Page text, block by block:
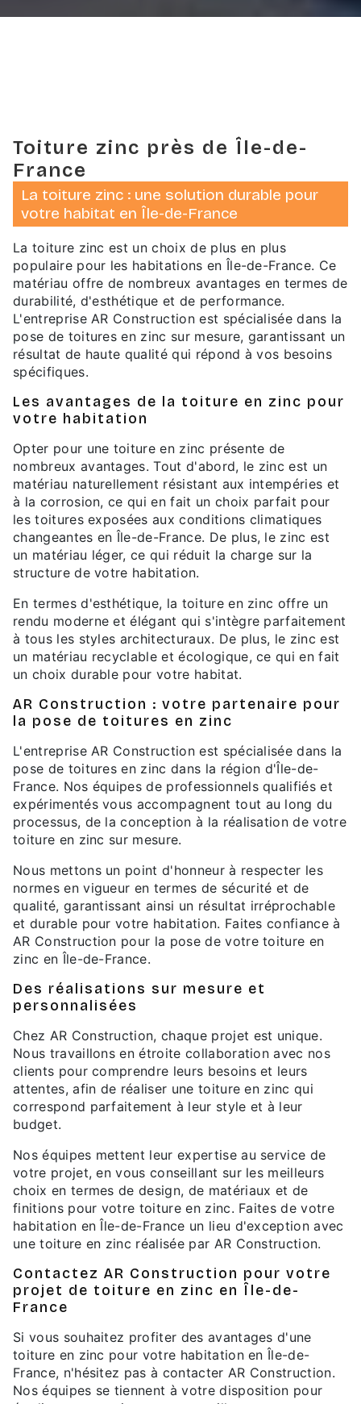
Toiture zinc près de Île-de-
France
La toiture zinc : une solution durable pour
votre habitat en Île-de-France
La toiture zinc est un choix de plus en plus
populaire pour les habitations en Île-de-France. Ce
matériau offre de nombreux avantages en termes de
durabilité, d'esthétique et de performance.
L'entreprise AR Construction est spécialisée dans la
pose de toitures en zinc sur mesure, garantissant un
résultat de haute qualité qui répond à vos besoins
spécifiques.
Les avantages de la toiture en zinc pour
votre habitation
Opter pour une toiture en zinc présente de
nombreux avantages. Tout d'abord, le zinc est un
matériau naturellement résistant aux intempéries et
à la corrosion, ce qui en fait un choix parfait pour
les toitures exposées aux conditions climatiques
changeantes en Île-de-France. De plus, le zinc est
un matériau léger, ce qui réduit la charge sur la
structure de votre habitation.
En termes d'esthétique, la toiture en zinc offre un
rendu moderne et élégant qui s'intègre parfaitement
à tous les styles architecturaux. De plus, le zinc est
un matériau recyclable et écologique, ce qui en fait
un choix durable pour votre habitat.
AR Construction : votre partenaire pour
la pose de toitures en zinc
L'entreprise AR Construction est spécialisée dans la
pose de toitures en zinc dans la région d'Île-de-
France. Nos équipes de professionnels qualifiés et
expérimentés vous accompagnent tout au long du
processus, de la conception à la réalisation de votre
toiture en zinc sur mesure.
Nous mettons un point d'honneur à respecter les
normes en vigueur en termes de sécurité et de
qualité, garantissant ainsi un résultat irréprochable
et durable pour votre habitation. Faites confiance à
AR Construction pour la pose de votre toiture en
zinc en Île-de-France.
Des réalisations sur mesure et
personnalisées
Chez AR Construction, chaque projet est unique.
Nous travaillons en étroite collaboration avec nos
clients pour comprendre leurs besoins et leurs
attentes, afin de réaliser une toiture en zinc qui
correspond parfaitement à leur style et à leur
budget.
Nos équipes mettent leur expertise au service de
votre projet, en vous conseillant sur les meilleurs
choix en termes de design, de matériaux et de
finitions pour votre toiture en zinc. Faites de votre
habitation en Île-de-France un lieu d'exception avec
une toiture en zinc réalisée par AR Construction.
Contactez AR Construction pour votre
projet de toiture en zinc en Île-de-
France
Si vous souhaitez profiter des avantages d'une
toiture en zinc pour votre habitation en Île-de-
France, n'hésitez pas à contacter AR Construction.
Nos équipes se tiennent à votre disposition pour